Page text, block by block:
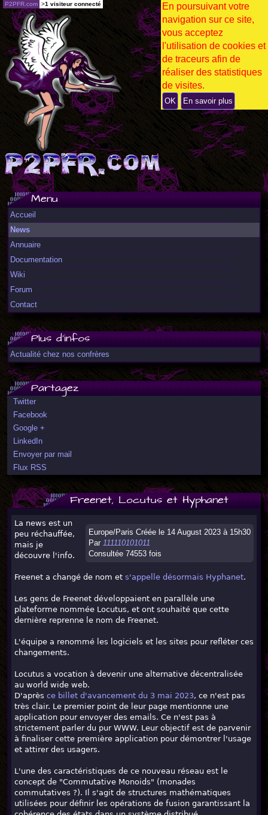
Menu
Accueil
News
Annuaire
Documentation
Wiki
Forum
Contact
Plus d'infos
Actualité chez nos confrères
Partagez
Twitter
Facebook
Google +
LinkedIn
Envoyer par mail
Flux RSS
Freenet, Locutus et Hyphanet
Europe/Paris Créée le 14 August 2023 à 15h30
Par 111110101011
Consultée 74553 fois
La news est un
peu réchauffée,
mais je
découvre l'info.
Freenet a changé de nom et s'appelle désormais Hyphanet.
Les gens de Freenet développaient en parallèle une
plateforme nommée Locutus, et ont souhaité que cette
dernière reprenne le nom de Freenet.
L'équipe a renommé les logiciels et les sites pour refléter ces
changements.
Locutus a vocation à devenir une alternative décentralisée
au world wide web.
D'après ce billet d'avancement du 3 mai 2023, ce n'est pas
très clair. Le premier point de leur page mentionne une
application pour envoyer des emails. Ce n'est pas à
strictement parler du pur WWW. Leur objectif est de parvenir
à finaliser cette première application pour démontrer l'usage
et attirer des usagers.
L'une des caractéristiques de ce nouveau réseau est le
concept de "Commutative Monoids" (monades
commutatives ?). Il s'agit de structures mathématiques
utilisées pour définir les opérations de fusion garantissant la
P2PFR.com >1 visiteur connecté
En poursuivant votre
navigation sur ce site,
vous acceptez
l'utilisation de cookies et
de traceurs afin de
réaliser des statistiques
de visites.
OK En savoir plus